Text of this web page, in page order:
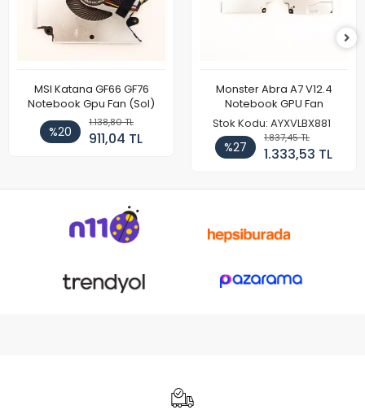
MSI Katana GF66 GF76
Notebook Gpu Fan (Sol)
%20
1.138,80 TL
911,04 TL
Monster Abra A7 V12.4
Notebook GPU Fan
Stok Kodu: AYXVLBX881
%27
1.837,45 TL
1.333,53 TL